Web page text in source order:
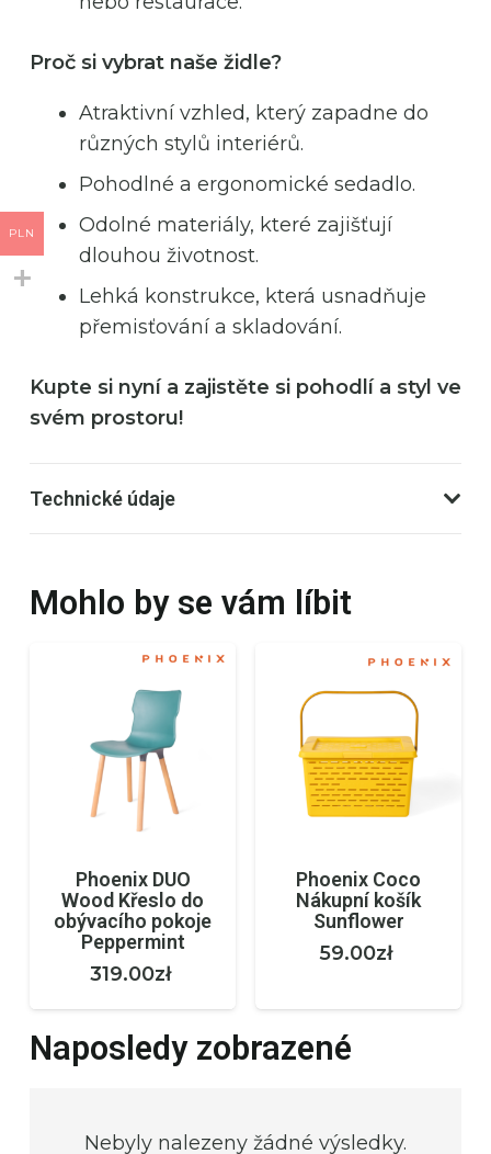
Proč si vybrat naše židle?
Atraktivní vzhled, který zapadne do
různých stylů interiérů.
Pohodlné a ergonomické sedadlo.
Odolné materiály, které zajišťují
dlouhou životnost.
Lehká konstrukce, která usnadňuje
přemisťování a skladování.
Kupte si nyní a zajistěte si pohodlí a styl ve
svém prostoru!
Technické údaje
Mohlo by se vám líbit
Phoenix DUO
Wood Křeslo do
obývacího pokoje
Peppermint
319.00zł
Phoenix Coco
Nákupní košík
Sunflower
59.00zł
Naposledy zobrazené
Nebyly nalezeny žádné výsledky.
PLN